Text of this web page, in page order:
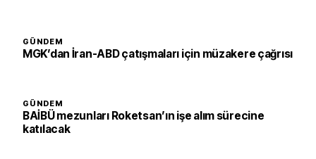
GÜNDEM
MGK’dan İran-ABD çatışmaları için müzakere çağrısı
GÜNDEM
BAİBÜ mezunları Roketsan’ın işe alım sürecine
katılacak